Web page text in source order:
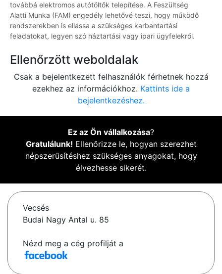
továbbá elektromos autótöltők telepítése. A Feszültség
Alatti Munka (FAM) engedély lehetővé teszi, hogy működő
rendszerekben is ellássa a szükséges karbantartási
feladatokat, legyen szó háztartási vagy ipari ügyfelekről.
Ellenőrzött weboldalak
Csak a bejelentkezett felhasználók férhetnek hozzá
ezekhez az információkhoz. Kattints ide a
bejelentkezéshez.
Ez az Ön vállalkozása?
Gratulálunk! Ellenőrizze le, hogyan szerezhet
népszerűsítéshez szükséges anyagokat, hogy
élvezhesse sikerét.
Vecsés
Budai Nagy Antal u. 85
Nézd meg a cég profilját a